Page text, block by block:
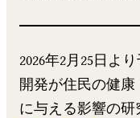
2026年2月25日よ
開発が住民の健
に与える影響の